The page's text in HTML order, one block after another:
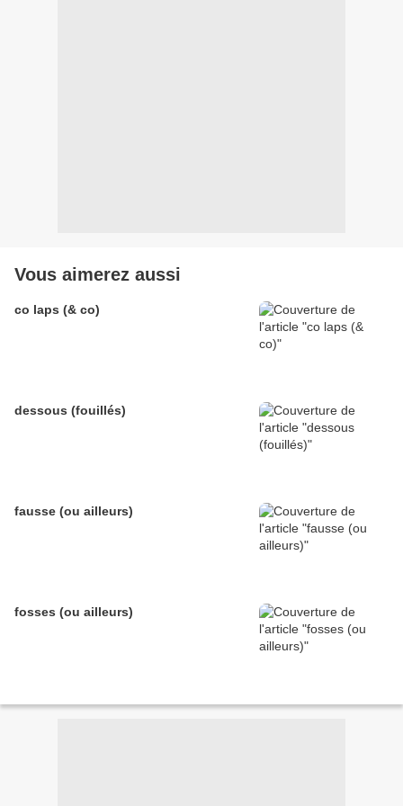
Vous aimerez aussi
co laps (& co)
dessous (fouillés)
fausse (ou ailleurs)
fosses (ou ailleurs)